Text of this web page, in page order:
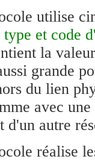
utilise
type et code
la
grande
du lien
avec
d'un autre
réalise